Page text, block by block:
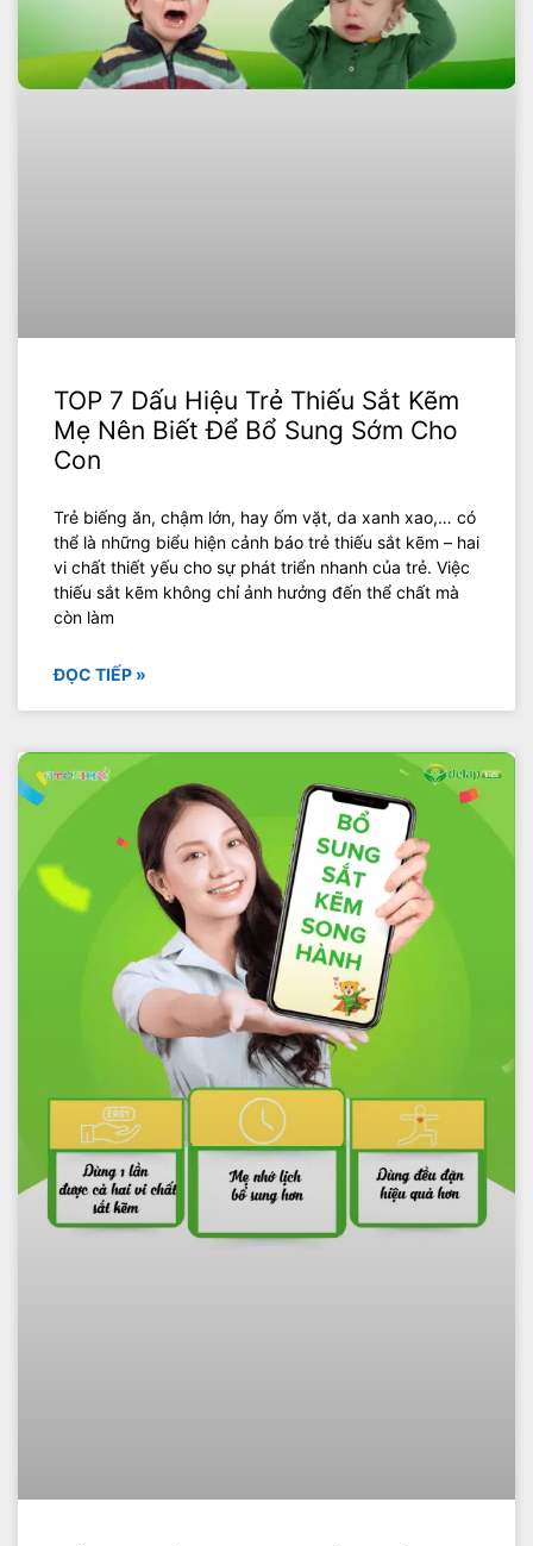
TOP 7 Dấu Hiệu Trẻ Thiếu Sắt Kẽm
Mẹ Nên Biết Để Bổ Sung Sớm Cho
Con
Trẻ biếng ăn, chậm lớn, hay ốm vặt, da xanh xao,… có
thể là những biểu hiện cảnh báo trẻ thiếu sắt kẽm – hai
vi chất thiết yếu cho sự phát triển nhanh của trẻ. Việc
thiếu sắt kẽm không chỉ ảnh hưởng đến thể chất mà
còn làm
ĐỌC TIẾP »